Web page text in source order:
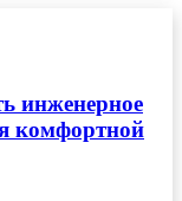
инженерное
комфортной